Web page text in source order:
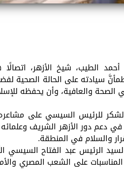
أحمد الطيب، شيخ الأزهر،
سيادته على الحالة الصحية
الصحة والعافية، وأن يحفظه
للرئيس السيسي على
في دعم دور الأزهر الشريف
والسلام في المنطقة.
الرئيس عبد الفتاح السيسي
على الشعب المصري